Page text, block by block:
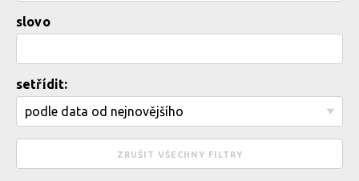
slovo
setřídit: